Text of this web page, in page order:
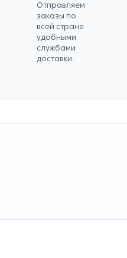
Отправляем
заказы по
всей стране
удобными
службами
доставки.